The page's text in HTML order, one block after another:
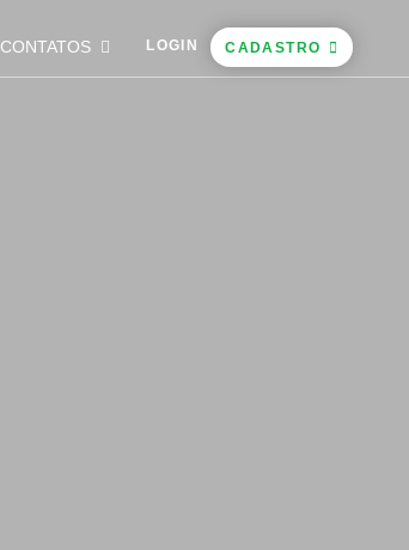
CONTATOS LOGIN CADASTRO